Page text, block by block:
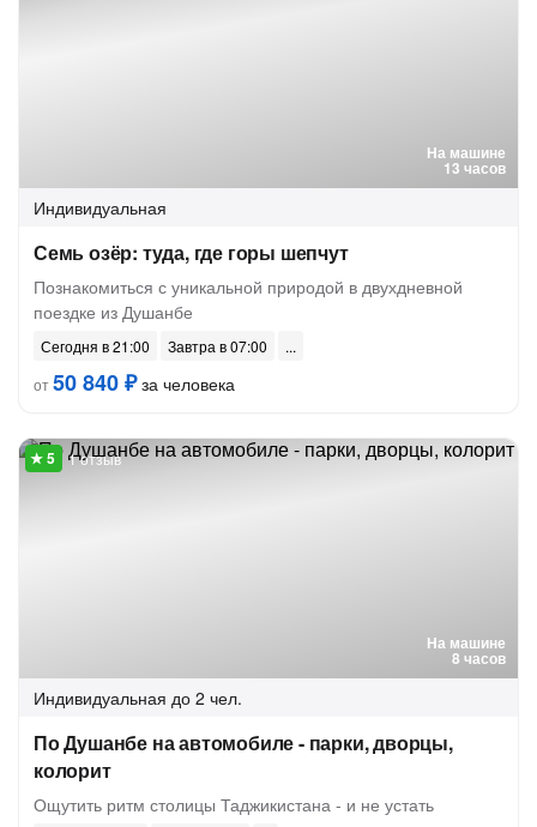
На машине
13 часов
Индивидуальная
Семь озёр: туда, где горы шепчут
Познакомиться с уникальной природой в двухдневной
поездке из Душанбе
Сегодня в 21:00
Завтра в 07:00
от50 840 ₽за человека
На машине
8 часов
1 отзыв
Индивидуальная до 2 чел.
По Душанбе на автомобиле - парки, дворцы,
колорит
Ощутить ритм столицы Таджикистана - и не устать